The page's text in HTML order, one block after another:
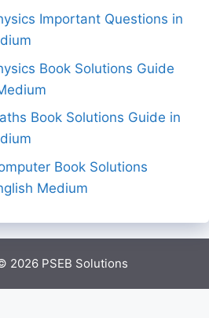
Important Questions in
Book Solutions Guide
Book Solutions Guide in
Book Solutions
Medium
2026 PSEB Solutions